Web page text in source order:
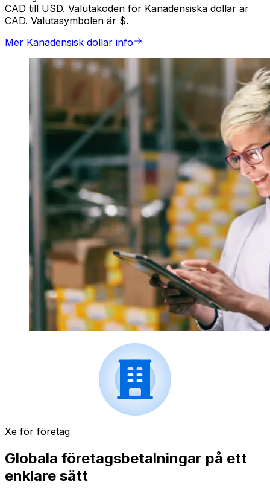
CAD till USD. Valutakoden för Kanadensiska dollar är
CAD. Valutasymbolen är $.
Mer Kanadensisk dollar info
Xe för företag
Globala företagsbetalningar på ett
enklare sätt